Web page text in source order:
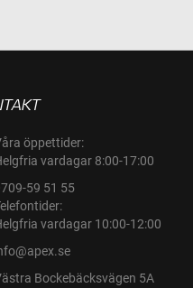
öppettider:
vardagar 8:00-17:00
59 51 55
vardagar 10:00-12:00
Bockebäcksvägen 5A